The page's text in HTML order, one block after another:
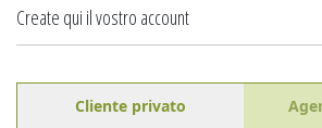
Create qui il vostro account
Cliente privato